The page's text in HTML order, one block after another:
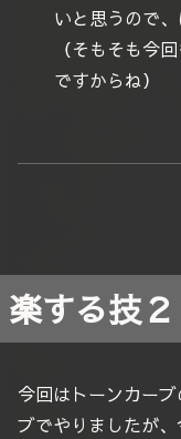
いと思うので
（そもそも今
ですからね）
楽する技２
今回はトーンカー
ブでやりましたが